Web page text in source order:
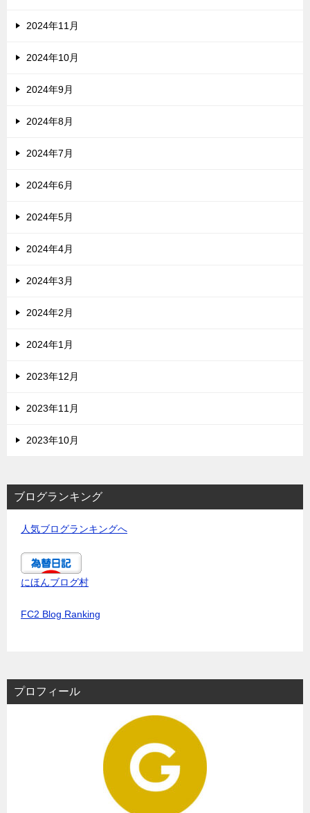
2024年11月
2024年10月
2024年9月
2024年8月
2024年7月
2024年6月
2024年5月
2024年4月
2024年3月
2024年2月
2024年1月
2023年12月
2023年11月
2023年10月
ブログランキング
人気ブログランキングへ
にほんブログ村
FC2 Blog Ranking
プロフィール